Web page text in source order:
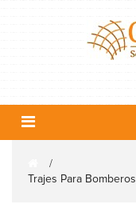
Navegación
Toggle
>
Trajes Para Bomberos